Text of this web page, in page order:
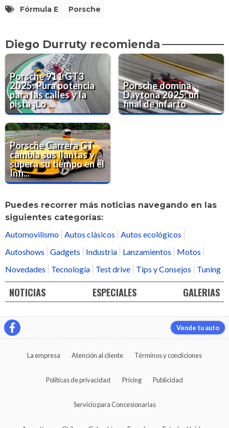
Fórmula E Porsche
Diego Durruty recomienda
Porsche 911 GT3
2025: Pura potencia
para las calles y la
pista ¡Lo ...
Porsche domina
Daytona 2025: un
final de infarto
Porsche Carrera GT
cambia sus llantas y
supera su tiempo en el
Infi...
Puedes recorrer más noticias navegando en las
siguientes categorías:
Automovilismo Autos clásicos
Autos ecológicos
Autoshows
Gadgets Industria Lanzamientos
Motos
Novedades
Tecnología Test drive Tips y Consejos Tuning
NOTICIAS ESPECIALES GALERIAS
Vende tu auto
La empresa Atención al cliente Términos y condiciones
Políticas de privacidad Pricing Publicidad
Servicio para Concesionarias